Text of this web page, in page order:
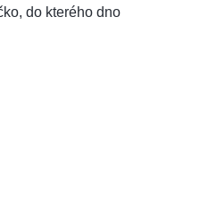
do kterého dno